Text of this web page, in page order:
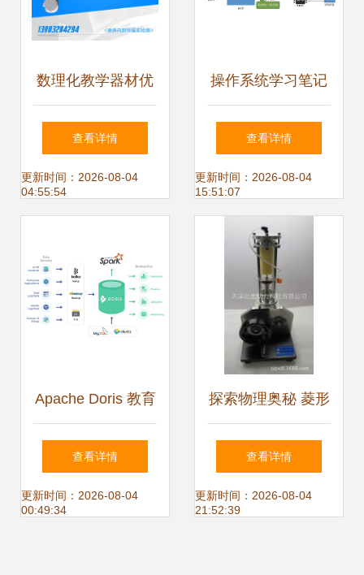
数理化教学器材优
质商家置顶推荐 |
启蒙与进阶兼备的
查看详情
更新时间：2026-08-04
04:55:54
操作系统学习笔记
第六章 设备管理
王道考研
查看详情
更新时间：2026-08-04
15:51:07
Apache Doris 教育
大数据产品的利器
与数理教学器材的
查看详情
更新时间：2026-08-04
00:49:34
探索物理奥秘 菱形
热气机模型与数理
化教学器材的融合
查看详情
更新时间：2026-08-04
21:52:39